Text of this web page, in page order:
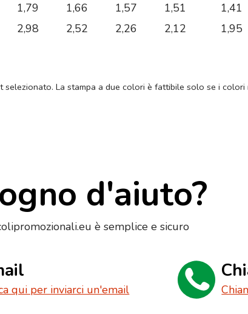
1,79 1,66 1,57 1,51 1,41
2,98 2,52 2,26 2,12 1,95
La stampa a due colori è fattibile solo se i
d'aiuto?
è semplice e sicuro
qui per inviarci un'email